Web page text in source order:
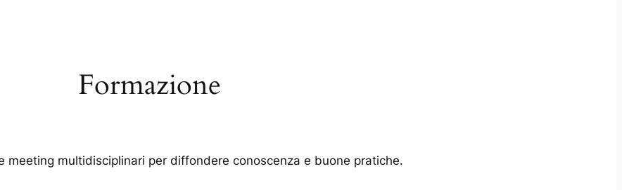
Formazione
meeting multidisciplinari per diffondere conoscenza e buone pratiche.